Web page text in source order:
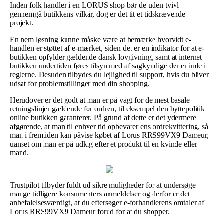
Inden folk handler i en LORUS shop bør de uden tvivl
gennemgå butikkens vilkår, dog er det tit et tidskrævende
projekt.
En nem løsning kunne måske være at bemærke hvorvidt e-
handlen er støttet af e-mærket, siden det er en indikator for at e-
butikken opfylder gældende dansk lovgivning, samt at internet
butikken undertiden føres tilsyn med af sagkyndige der er inde i
reglerne. Desuden tilbydes du lejlighed til support, hvis du bliver
udsat for problemstillinger med din shopping.
Herudover er det godt at man er på vagt for de mest basale
retningslinjer gældende for ordren, til eksempel den byttepolitik
online butikken garanterer. På grund af dette er det ydermere
afgørende, at man til enhver tid opbevarer ens ordrekvittering, så
man i fremtiden kan påvise købet af Lorus RRS99VX9 Dameur,
uanset om man er på udkig efter et produkt til en kvinde eller
mand.
Trustpilot tilbyder fuldt ud sikre muligheder for at undersøge
mange tidligere konsumenters anmeldelser og derfor er det
anbefalelsesværdigt, at du eftersøger e-forhandlerens omtaler af
Lorus RRS99VX9 Dameur forud for at du shopper.